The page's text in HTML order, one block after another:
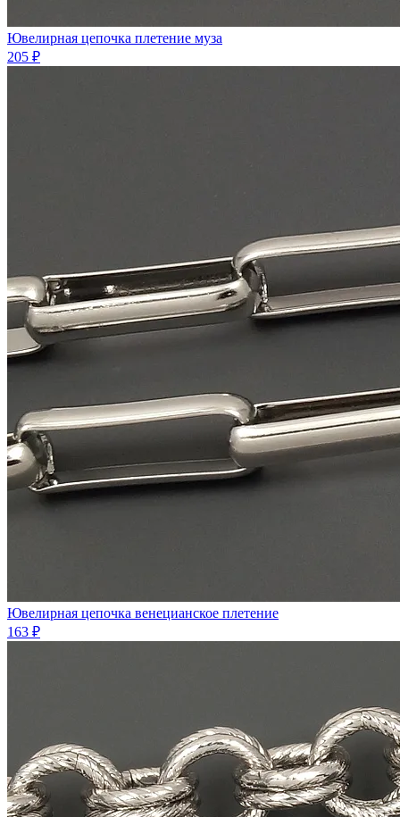
Ювелирная цепочка плетение муза
205 ₽
Ювелирная цепочка венецианское плетение
163 ₽